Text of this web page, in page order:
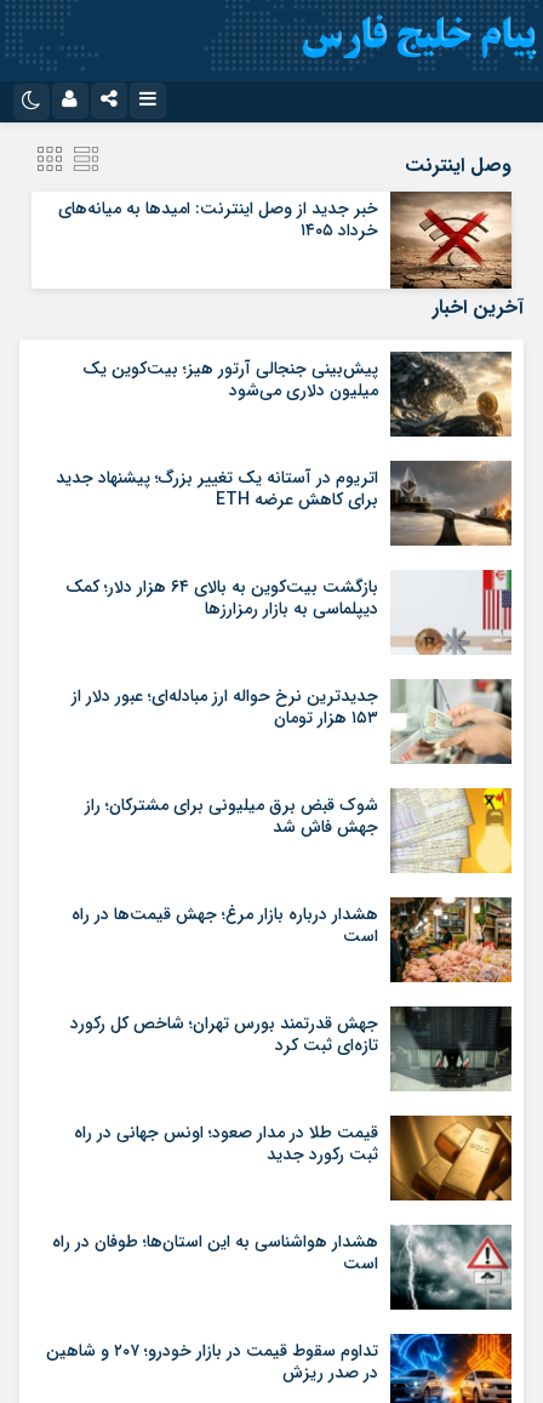
سروش
آپارات
رمز عبور
وصل اینترنت
خبر جدید از وصل اینترنت: امیدها به میانه‌های
خرداد ۱۴۰۵
آخرین اخبار
پیش‌بینی جنجالی آرتور هیز؛ بیت‌کوین یک
میلیون دلاری می‌شود
اتریوم در آستانه یک تغییر بزرگ؛ پیشنهاد جدید
برای کاهش عرضه ETH
بازگشت بیت‌کوین به بالای ۶۴ هزار دلار؛ کمک
دیپلماسی به بازار رمزارزها
جدیدترین نرخ حواله ارز مبادله‌ای؛ عبور دلار از
۱۵۳ هزار تومان
شوک قبض برق میلیونی برای مشترکان؛ راز
جهش فاش شد
هشدار درباره بازار مرغ؛ جهش قیمت‌ها در راه
است
جهش قدرتمند بورس تهران؛ شاخص کل رکورد
تازه‌ای ثبت کرد
قیمت طلا در مدار صعود؛ اونس جهانی در راه
ثبت رکورد جدید
هشدار هواشناسی به این استان‌ها؛ طوفان در راه
است
تداوم سقوط قیمت در بازار خودرو؛ ۲۰۷ و شاهین
در صدر ریزش